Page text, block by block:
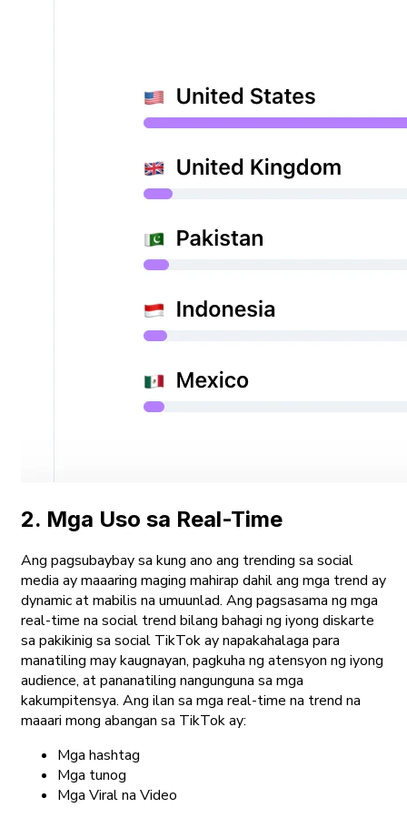
2. Mga Uso sa Real-Time
Ang pagsubaybay sa kung ano ang trending sa social
media ay maaaring maging mahirap dahil ang mga trend ay
dynamic at mabilis na umuunlad. Ang pagsasama ng mga
real-time na social trend bilang bahagi ng iyong diskarte
sa pakikinig sa social TikTok ay napakahalaga para
manatiling may kaugnayan, pagkuha ng atensyon ng iyong
audience, at pananatiling nangunguna sa mga
kakumpitensya. Ang ilan sa mga real-time na trend na
maaari mong abangan sa TikTok ay:
Mga hashtag
Mga tunog
Mga Viral na Video